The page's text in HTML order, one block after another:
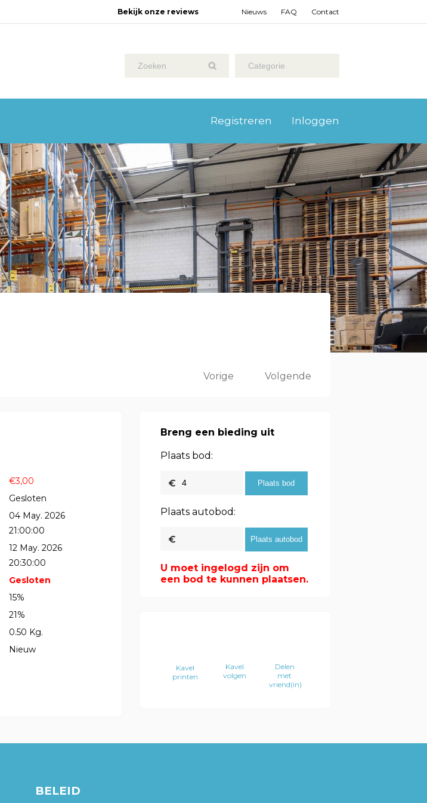
Contact
FAQ
Nieuws
Bekijk onze reviews
Categorie
Inloggen
Registreren
Vorige Volgende
€3,00
Gesloten
04 May. 2026
21:00:00
12 May. 2026
20:30:00
Gesloten
15%
21%
0.50 Kg.
Nieuw
Breng een bieding uit
Plaats bod:
Plaats autobod:
U moet ingelogd zijn om
een bod te kunnen plaatsen.
Kavel
printen
Kavel
volgen
Delen
met
vriend(in)
BELEID